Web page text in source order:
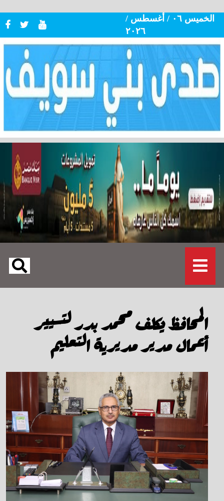
الخميس ٠٦ / أغسطس /
٢٠٢٦
المحافظ يكلف محمد بدر لتسيير
أعمال مدير مديرية التعليم